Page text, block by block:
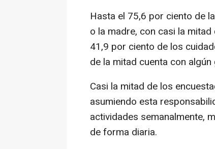
Hasta el 75,6 por ciento de
o la madre, con casi la
41,9 por ciento de los
de la mitad cuenta con
Casi la mitad de los
asumiendo esta
actividades semanalmente,
de forma diaria.